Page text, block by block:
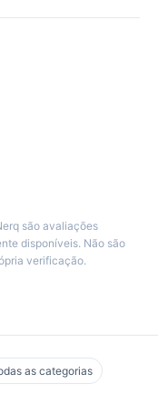
são avaliações
disponíveis. Não são
verificação.
as categorias